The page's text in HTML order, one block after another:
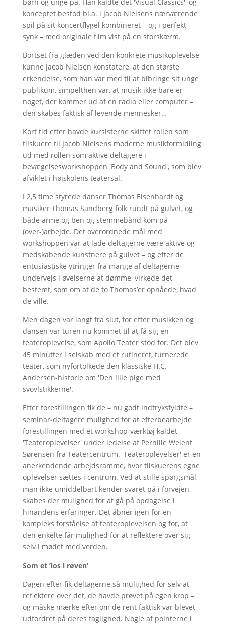
konceptet bestod bl.a. i Jacob Nielsens nærværende
spil på sit koncertflygel kombineret – og i perfekt
synk – med originale film vist på en storskærm.
Bortset fra glæden ved den konkrete musikoplevelse
kunne Jacob Nielsen konstatere, at den største
erkendelse, som han var med til at bibringe sit unge
publikum, simpelthen var, at musik ikke bare er
noget, der kommer ud af en radio eller computer –
den skabes faktisk af levende mennesker…
Kort tid efter havde kursisterne skiftet rollen som
tilskuere til Jacob Nielsens moderne musikformidling
ud med rollen som aktive deltagere i
bevægelsesworkshoppen 'Body and Sound', som blev
afviklet i højskolens teatersal.
I 2,5 time styrede danser Thomas Eisenhardt og
musiker Thomas Sandberg folk rundt på gulvet, og
både arme og ben og stemmebånd kom på
(over-)arbejde. Det overordnede mål med
workshoppen var at lade deltagerne være aktive og
medskabende kunstnere på gulvet – og efter de
entusiastiske ytringer fra mange af deltagerne
undervejs i øvelserne at dømme, virkede det
bestemt, som om at de to Thomas’er opnåede, hvad
de ville.
Men dagen var langt fra slut, for efter musikken og
dansen var turen nu kommet til at få sig en
teateroplevelse, som Apollo Teater stod for. Det blev
45 minutter i selskab med et rutineret, turnerede
teater, som nyfortolkede den klassiske H.C.
Andersen-historie om 'Den lille pige med
svovlstikkerne'.
Efter forestillingen fik de – nu godt indtryksfyldte –
seminar-deltagere mulighed for at efterbearbejde
forestillingen med et workshop-værktøj kaldet
'Teateroplevelser' under ledelse af Pernille Welent
Sørensen fra Teatercentrum. 'Teateroplevelser' er en
anerkendende arbejdsramme, hvor tilskuerens egne
oplevelser sættes i centrum. Ved at stille spørgsmål,
man ikke umiddelbart kender svaret på i forvejen,
skabes der mulighed for at gå på opdagelse i
hinandens erfaringer. Det åbner igen for en
kompleks forståelse af teateroplevelsen og for, at
den enkelte får mulighed for at reflektere over sig
selv i mødet med verden.
Som et ’los i røven’
Dagen efter fik deltagerne så mulighed for selv at
reflektere over det, de havde prøvet på egen krop –
og måske mærke efter om de rent faktisk var blevet
udfordret på deres faglighed. Nogle af pointerne i